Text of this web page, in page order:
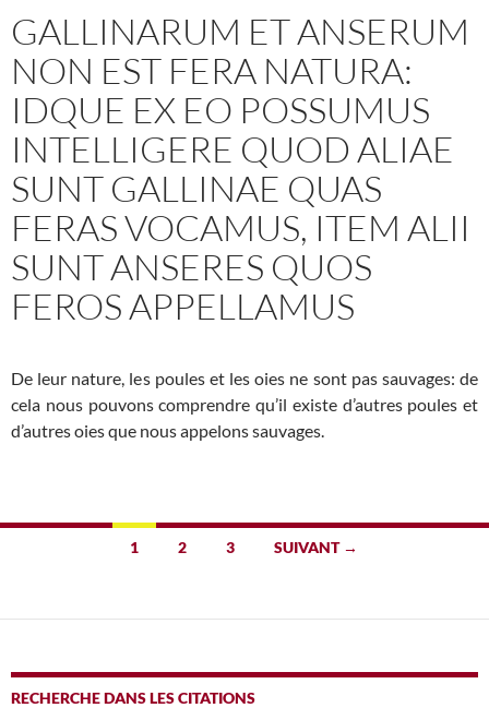
GALLINARUM ET ANSERUM
NON EST FERA NATURA:
IDQUE EX EO POSSUMUS
INTELLIGERE QUOD ALIAE
SUNT GALLINAE QUAS
FERAS VOCAMUS, ITEM ALII
SUNT ANSERES QUOS
FEROS APPELLAMUS
De leur nature, les poules et les oies ne sont pas sauvages: de
cela nous pouvons comprendre qu’il existe d’autres poules et
d’autres oies que nous appelons sauvages.
Navigation
articles
1 2 3 SUIVANT →
RECHERCHE DANS LES CITATIONS